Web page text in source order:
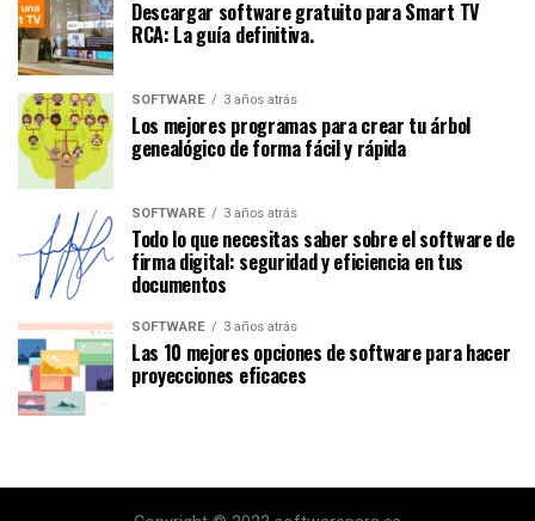
Descargar software gratuito para Smart TV
RCA: La guía definitiva.
SOFTWARE 3 años atrás
Los mejores programas para crear tu árbol
genealógico de forma fácil y rápida
SOFTWARE 3 años atrás
Todo lo que necesitas saber sobre el software de
firma digital: seguridad y eficiencia en tus
documentos
SOFTWARE 3 años atrás
Las 10 mejores opciones de software para hacer
proyecciones eficaces